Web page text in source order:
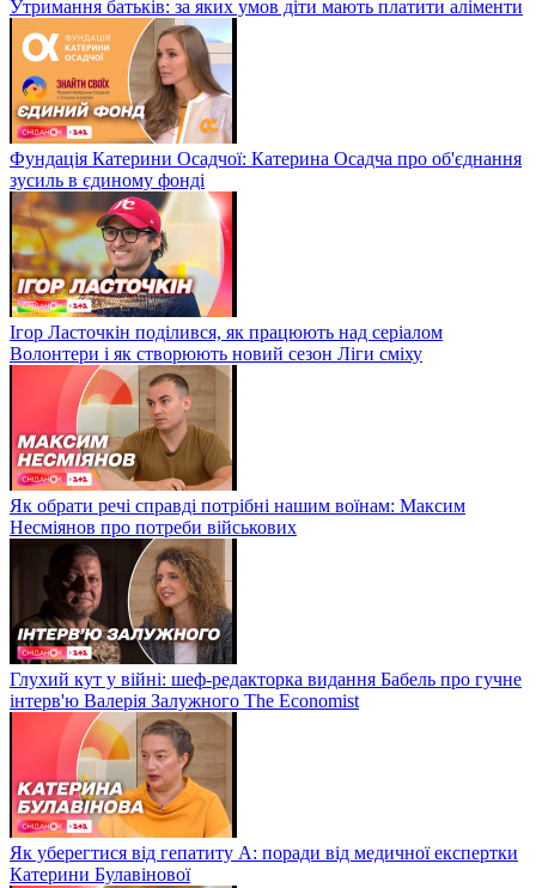
Утримання батьків: за яких умов діти мають платити аліменти
Фундація Катерини Осадчої: Катерина Осадча про об'єднання
зусиль в єдиному фонді
Ігор Ласточкін поділився, як працюють над серіалом
Волонтери і як створюють новий сезон Ліги сміху
Як обрати речі справді потрібні нашим воїнам: Максим
Несміянов про потреби військових
Глухий кут у війні: шеф-редакторка видання Бабель про гучне
інтерв'ю Валерія Залужного The Economist
Як уберегтися від гепатиту А: поради від медичної експертки
Катерини Булавінової